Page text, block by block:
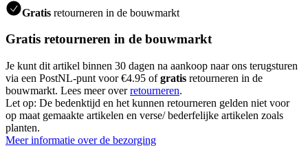
Gratis retourneren in de bouwmarkt
Gratis retourneren in de bouwmarkt
Je kunt dit artikel binnen 30 dagen na aankoop naar ons terugsturen
via een PostNL-punt voor €4.95 ofgratis retourneren in de
bouwmarkt. Lees meer overretourneren.
Let op: De bedenktijd en het kunnen retourneren gelden niet voor
op maat gemaakte artikelen en verse/ bederfelijke artikelen zoals
planten.
Meer informatie over de bezorging